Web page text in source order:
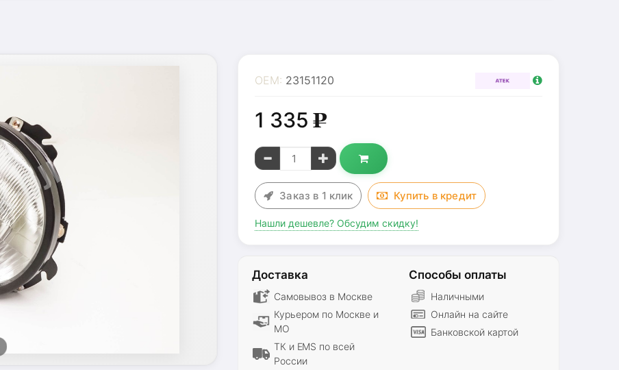
OEM: 23151120
1 335g
Заказ в 1 клик Купить вкредит
Нашли дешевле? Обсудим скидку!
Доставка
Самовывоз в Москве
Курьером по Москве и
МО
ТК и EMS по всей
России
Способы оплаты
Наличными
Онлайн на сайте
Банковской картой